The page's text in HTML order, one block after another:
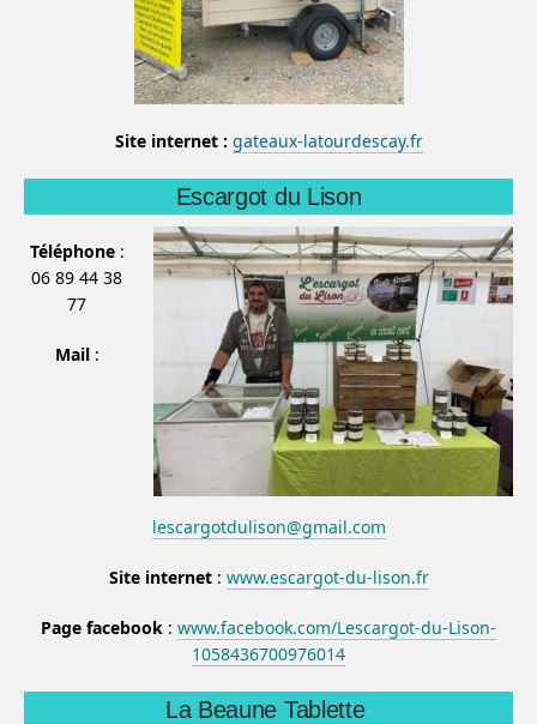
Site internet : gateaux-latourdescay.fr
Escargot du Lison
Téléphone:
06 89 44 38
77
Mail:
lescargotdulison@gmail.com
Site internet: www.escargot-du-lison.fr
Page facebook : www.facebook.com/Lescargot-du-Lison-
1058436700976014
La Beaune Tablette